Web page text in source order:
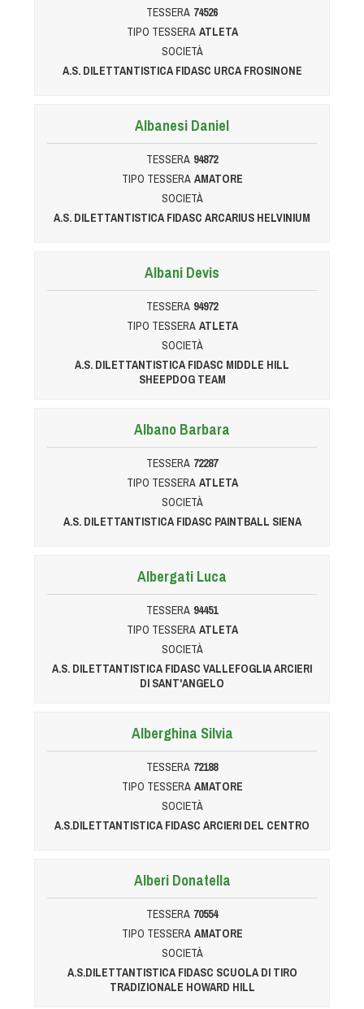
TESSERA 74526
TIPO TESSERA ATLETA
SOCIETÀ
A.S. DILETTANTISTICA FIDASC URCA FROSINONE
Albanesi Daniel
TESSERA 94872
TIPO TESSERA AMATORE
SOCIETÀ
A.S. DILETTANTISTICA FIDASC ARCARIUS HELVINIUM
Albani Devis
TESSERA 94972
TIPO TESSERA ATLETA
SOCIETÀ
A.S. DILETTANTISTICA FIDASC MIDDLE HILL
SHEEPDOG TEAM
Albano Barbara
TESSERA 72287
TIPO TESSERA ATLETA
SOCIETÀ
A.S. DILETTANTISTICA FIDASC PAINTBALL SIENA
Albergati Luca
TESSERA 94451
TIPO TESSERA ATLETA
SOCIETÀ
A.S. DILETTANTISTICA FIDASC VALLEFOGLIA ARCIERI
DI SANT'ANGELO
Alberghina Silvia
TESSERA 72188
TIPO TESSERA AMATORE
SOCIETÀ
A.S.DILETTANTISTICA FIDASC ARCIERI DEL CENTRO
Alberi Donatella
TESSERA 70554
TIPO TESSERA AMATORE
SOCIETÀ
A.S.DILETTANTISTICA FIDASC SCUOLA DI TIRO
TRADIZIONALE HOWARD HILL